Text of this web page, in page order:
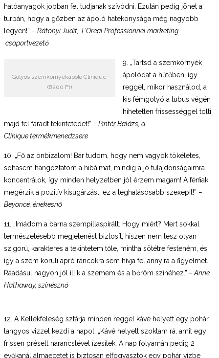
hatóanyagok jobban fel tudjanak szívódni. Ezután pedig jöhet a
turbán, hogy a gőzben az ápoló hatékonysága még nagyobb
legyen!” – Rátonyi Judit, L’Oreal Professionnel marketing
csoportvezető
Golyós szemkörnyékápoló Clinique,
(8200 Ft)
9. „Tartsd a szemkörnyék
ápolódat a hűtőben, így
reggel, mikor használod, a
kis fémgolyó a tubus végén
hihetetlen frissességgel tölti
majd fel fáradt tekintetedet!” – Pintér Balázs, a
Clinique termékmenedzsere
10. „Fő az önbizalom! Bár tudom, hogy nem vagyok tökéletes,
sohasem hangoztatom a hibáimat, mindig a jó tulajdonságaimra
koncentrálok, így minden helyzetben jól érzem magam! A férfiak
megérzik a pozitív kisugárzást, ez a leghatásosabb szexepil!” –
Beyoncé, énekesnő
11. „Imádom a barna szempillaspirált. Hogy miért? Mert sokkal
természetesebb megjelenést biztosít, hiszen nem lesz olyan
szigorú, karakteres a tekintetem tőle, mintha sötétre festeném, és
így a szem körüli apró ráncokra sem hívja fel annyira a figyelmet.
Ráadásul nagyon jól illik a szemem és a bőröm színéhez.” – Anne
Hathaway, színésznő
12. A Kellékfeleség sztárja minden reggel kávé helyett egy pohár
langyos vizzel kezdi a napot. „Kávé helyett szoktam rá, amit egy
frissen préselt narancslével ízesítek. A nap folyamán pedig 2
evőkanál almaecetet is biztosan elfogyasztok egy pohár vízbe